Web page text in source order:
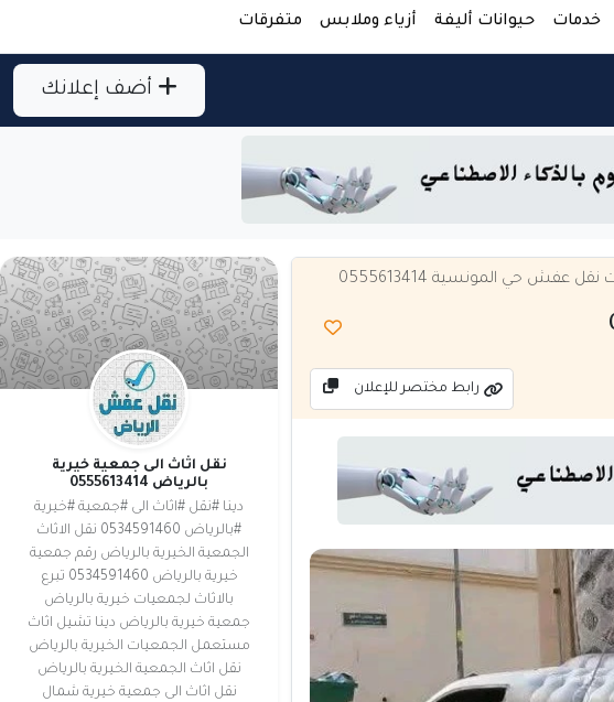
خدمات حيوانات أليفة أزياء وملابس متفرقات
أضف إعلانك
نقل عفش حي المونسية 0555613414
رابط مختصر للإعلان
نقل اثاث الى جمعية خيرية
بالرياض 0555613414
دينا #نقل #اثاث الى #جمعية #خيرية
#بالرياض 0534591460 نقل الاثاث
الجمعية الخيرية بالرياض رقم جمعية
خيرية بالرياض 0534591460 تبرع
بالاثاث لجمعيات خيرية بالرياض
جمعية خيرية بالرياض دينا تشيل اثاث
مستعمل الجمعيات الخيرية بالرياض
نقل اثاث الجمعية الخيرية بالرياض
نقل اثاث الى جمعية خيرية شمال